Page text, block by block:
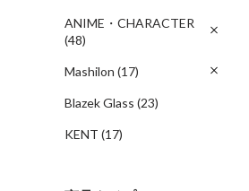
ANIME・CHARACTER
(48)
Mashilon (17)
Blazek Glass (23)
KENT (17)